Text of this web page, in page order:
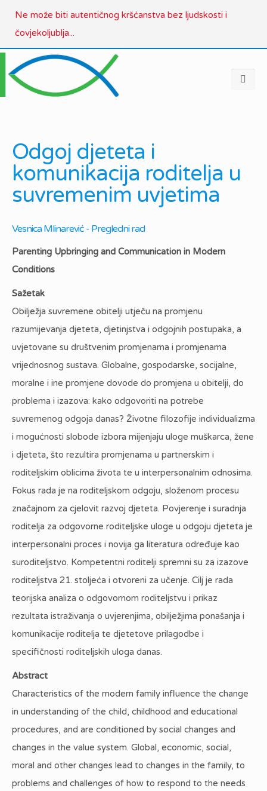
Ne može biti autentičnog kršćanstva bez ljudskosti i
čovjekoljublja...
Odgoj djeteta i
komunikacija roditelja u
suvremenim uvjetima
Vesnica Mlinarević - Pregledni rad
Parenting Upbringing and Communication in Modern
Conditions
Sažetak
Obilježja suvremene obitelji utječu na promjenu
razumijevanja djeteta, djetinjstva i odgojnih postupaka, a
uvjetovane su društvenim promjenama i promjenama
vrijednosnog sustava. Globalne, gospodarske, socijalne,
moralne i ine promjene dovode do promjena u obitelji, do
problema i izazova: kako odgovoriti na potrebe
suvremenog odgoja danas? Životne filozofije individualizma
i mogućnosti slobode izbora mijenjaju uloge muškarca, žene
i djeteta, što rezultira promjenama u partnerskim i
roditeljskim oblicima života te u interpersonalnim odnosima.
Fokus rada je na roditeljskom odgoju, složenom procesu
značajnom za cjelovit razvoj djeteta. Povjerenje i suradnja
roditelja za odgovorne roditeljske uloge u odgoju djeteta je
interpersonalni proces i novija ga literatura određuje kao
suroditeljstvo. Kompetentni roditelji spremni su za izazove
roditeljstva 21. stoljeća i otvoreni za učenje. Cilj je rada
teorijska analiza o odgovornom roditeljstvu i prikaz
rezultata istraživanja o uvjerenjima, obilježjima ponašanja i
komunikacije roditelja te djetetove prilagodbe i
specifičnosti roditeljskih uloga danas.
Abstract
Characteristics of the modern family influence the change
in understanding of the child, childhood and educational
procedures, and are conditioned by social changes and
changes in the value system. Global, economic, social,
moral and other changes lead to changes in the family, to
problems and challenges of how to respond to the needs